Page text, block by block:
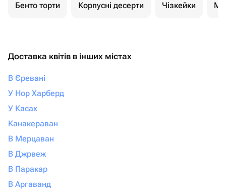
Бенто торти Корпусні десерти Чізкейки
Доставка квітів в інших містах
В Єревані
У Нор Харберд
У Касах
Канакераван
В Мерцаван
В Джрвеж
В Паракар
В Аргаванд